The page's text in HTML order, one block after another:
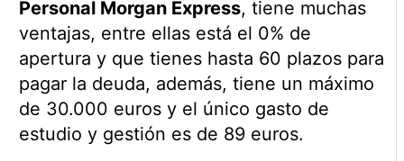
Personal Morgan Express, tiene muchas
ventajas, entre ellas está el 0% de
apertura y que tienes hasta 60 plazos para
pagar la deuda, además, tiene un máximo
de 30.000 euros y el único gasto de
estudio y gestión es de 89 euros.